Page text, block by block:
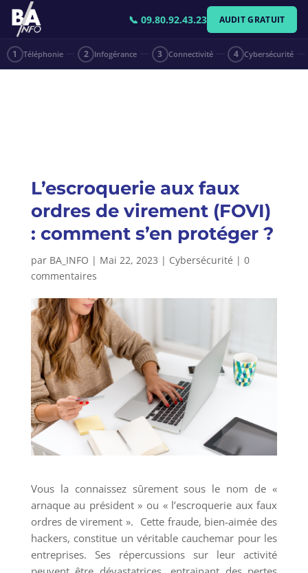
📞 09.80.92.43.23 AUDIT GRATUIT
1 Téléphonie 2 Infogérance 3 Connectivité 4 Cybersécurité
L’escroquerie aux faux
ordres de virement (FOVI)
: comment s’en protéger ?
par BA_INFO | Mai 22, 2023 | Cybersécurité | 0
commentaires
Vous la connaissez sûrement sous le nom de «
arnaque au président » ou « l’escroquerie aux faux
ordres de virement ». Cette fraude, bien-aimée des
hackers, constitue un véritable cauchemar pour les
entreprises. Ses répercussions sur leur activité